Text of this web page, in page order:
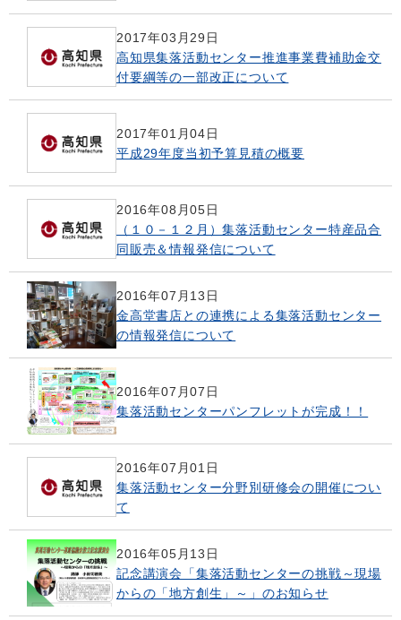
2017年03月29日
高知県集落活動センター推進事業費補助金交
付要綱等の一部改正について
2017年01月04日
平成29年度当初予算見積の概要
2016年08月05日
（１０－１２月）集落活動センター特産品合
同販売＆情報発信について
2016年07月13日
金高堂書店との連携による集落活動センター
の情報発信について
2016年07月07日
集落活動センターパンフレットが完成！！
2016年07月01日
集落活動センター分野別研修会の開催につい
て
2016年05月13日
記念講演会「集落活動センターの挑戦～現場
からの「地方創生」～」のお知らせ